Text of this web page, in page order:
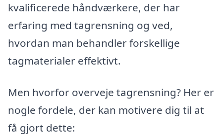
kvalificerede håndværkere, der har
erfaring med tagrensning og ved,
hvordan man behandler forskellige
tagmaterialer effektivt.
Men hvorfor overveje tagrensning? Her er
nogle fordele, der kan motivere dig til at
få gjort dette: